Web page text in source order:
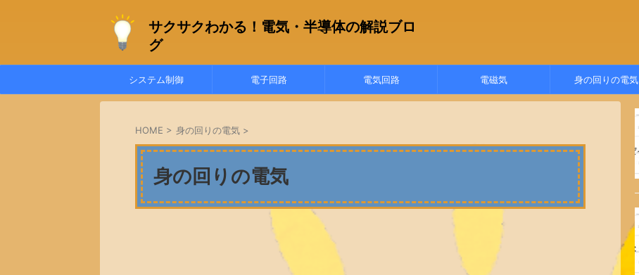
サクサクわかる！電気・半導体の解説ブロ
グ
システム制御 電子回路 電気回路 電磁気 身の回りの電気
HOME > 身の回りの電気 >
身の回りの電気